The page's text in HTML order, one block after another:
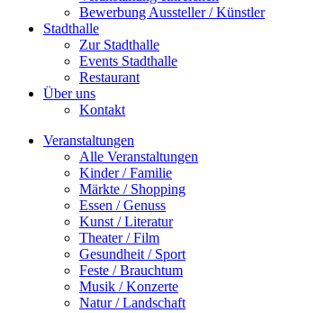
Bewerbung Aussteller / Künstler
Stadthalle
Zur Stadthalle
Events Stadthalle
Restaurant
Über uns
Kontakt
Veranstaltungen
Alle Veranstaltungen
Kinder / Familie
Märkte / Shopping
Essen / Genuss
Kunst / Literatur
Theater / Film
Gesundheit / Sport
Feste / Brauchtum
Musik / Konzerte
Natur / Landschaft